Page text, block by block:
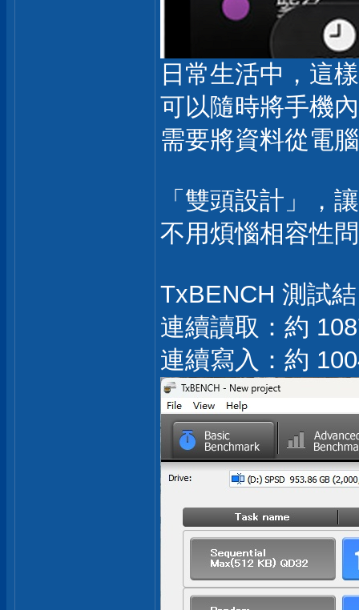
日常生活中，這
可以隨時將手機
需要將資料從電
「雙頭設計」，
不用煩惱相容性
TxBENCH 測試
連續讀取：約
連續寫入：約